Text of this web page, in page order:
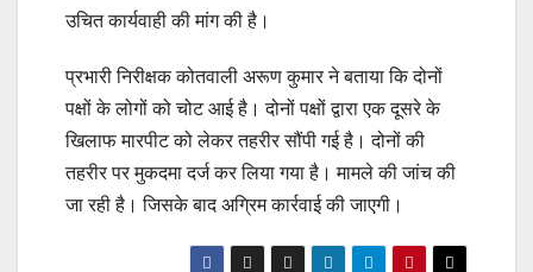
उचित कार्यवाही की मांग की है।
प्रभारी निरीक्षक कोतवाली अरूण कुमार ने बताया कि दोनों
पक्षों के लोगों को चोट आई है। दोनों पक्षों द्वारा एक दूसरे के
खिलाफ मारपीट को लेकर तहरीर सौंपी गई है। दोनों की
तहरीर पर मुकदमा दर्ज कर लिया गया है। मामले की जांच की
जा रही है। जिसके बाद अग्रिम कार्रवाई की जाएगी।